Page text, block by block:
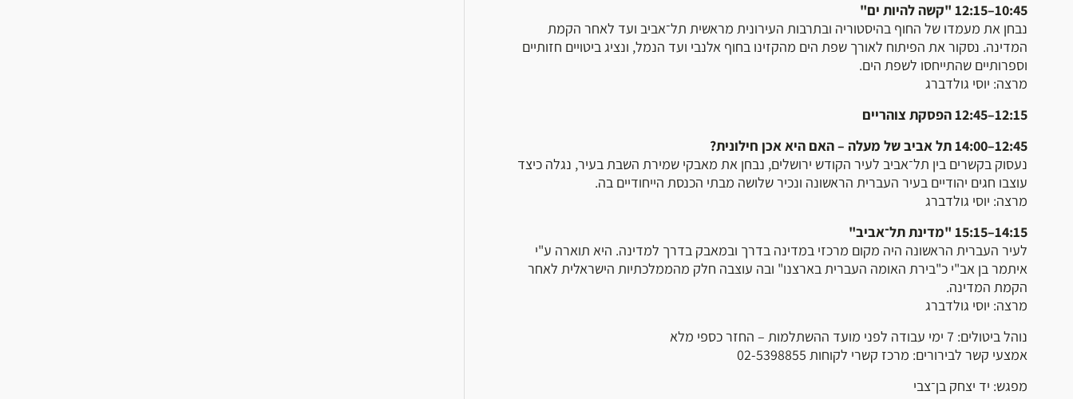
10:45–12:15 "קשה להיות ים"
נבחן את מעמדו של החוף בהיסטוריה ובתרבות העירונית מראשית תל־אביב ועד לאחר הקמת
המדינה. נסקור את הפיתוח לאורך שפת הים מהקזינו בחוף אלנבי ועד הנמל, ונציג ביטויים חזותיים
וספרותיים שהתייחסו לשפת הים.
מרצה: יוסי גולדברג
12:15–12:45 הפסקת צוהריים
12:45–14:00 תל אביב של מעלה – האם היא אכן חילונית?
נעסוק בקשרים בין תל־אביב לעיר הקודש ירושלים, נבחן את מאבקי שמירת השבת בעיר, נגלה כיצד
עוצבו חגים יהודיים בעיר העברית הראשונה ונכיר שלושה מבתי הכנסת הייחודיים בה.
מרצה: יוסי גולדברג
14:15–15:15 "מדינת תל־אביב"
לעיר העברית הראשונה היה מקום מרכזי במדינה בדרך ובמאבק בדרך למדינה. היא תוארה ע"י
איתמר בן אב"י כ"בירת האומה העברית בארצנו" ובה עוצבה חלק מהממלכתיות הישראלית לאחר
הקמת המדינה.
מרצה: יוסי גולדברג
נוהל ביטולים: 7 ימי עבודה לפני מועד ההשתלמות – החזר כספי מלא
אמצעי קשר לבירורים: מרכז קשרי לקוחות 02-5398855
מפגש: יד יצחק בן־צבי